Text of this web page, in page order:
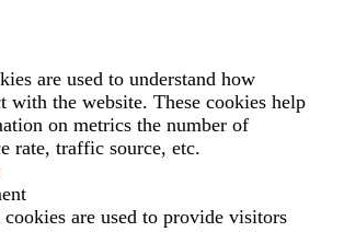
are used to understand how
with the website. These cookies help
on metrics the number of
rate, traffic source, etc.
are used to provide visitors